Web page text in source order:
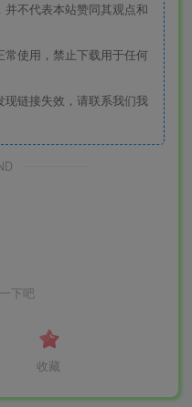
不代表本站赞同其观点和
使用，禁止下载用于任何
链接失效，请联系我们我
下吧
收藏